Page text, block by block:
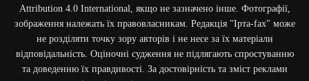
Attribution 4.0 International, якщо не зазначено інше. Фотографії,
зображення належать їх правовласникам. Редакція "Ірта-fax" може
не розділяти точку зору авторів і не несе за їх матеріали
відповідальність. Оціночні судження не підлягають спростуванню
та доведенню їх правдивості. За достовірність та зміст реклами